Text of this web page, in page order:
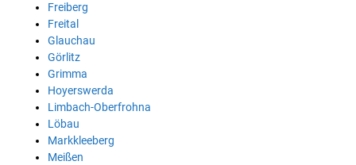
Freiberg
Freital
Glauchau
Görlitz
Grimma
Hoyerswerda
Limbach-Oberfrohna
Löbau
Markkleeberg
Meißen